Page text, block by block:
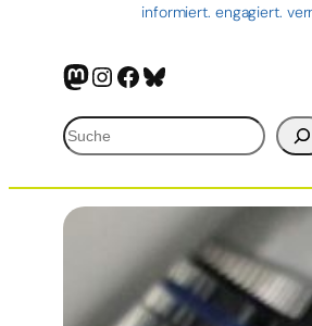
informiert. engagiert.
Mastodon
Instagram
Facebook
Bluesky
Suchen